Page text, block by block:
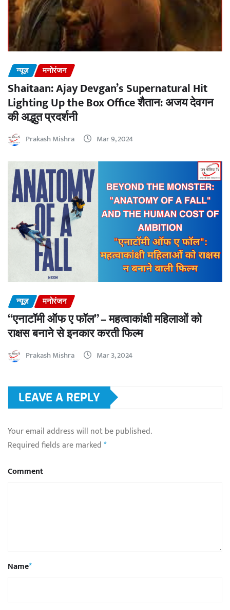
न्यूज़ मनोरंजन
Shaitaan: Ajay Devgan’s Supernatural Hit
Lighting Up the Box Office शैतान: अजय देवगन
की अद्भुत प्रदर्शनी
Prakash Mishra Mar 9, 2024
न्यूज़ मनोरंजन
“एनाटॉमी ऑफ ए फॉल” – महत्वाकांक्षी महिलाओं को
राक्षस बनाने से इनकार करती फिल्म
Prakash Mishra Mar 3, 2024
LEAVE A REPLY
Your email address will not be published.
Required fields are marked*
Comment
Name*